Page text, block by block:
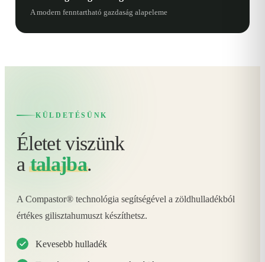
A modern fenntartható gazdaság alapeleme
KÜLDETÉSÜNK
Életet viszünk
atalajba.
A Compastor® technológia segítségével a zöldhulladékból
értékes gilisztahumuszt készíthetsz.
Kevesebb hulladék